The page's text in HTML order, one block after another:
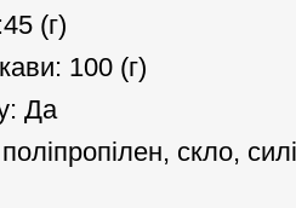
(г)
100 (г)
Да
скло,